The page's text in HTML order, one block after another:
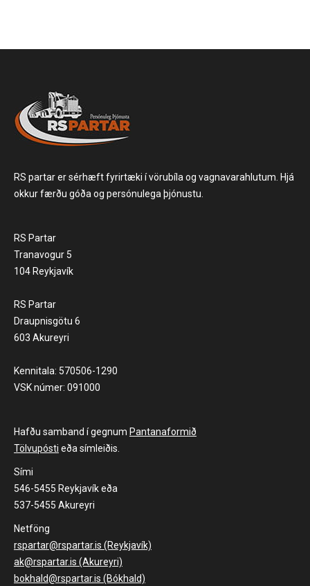
RS partar er sérhæft fyrirtæki í vörubíla og vagnavarahlutum. Hjá
okkur færðu góða og persónulega þjónustu.
RS Partar
Tranavogur 5
104 Reykjavík
RS Partar
Draupnisgötu 6
603 Akureyri
Kennitala: 570506-1290
VSK númer: 091000
Hafðu samband í gegnum Pantanaformið
Tölvupósti eða símleiðis.
Sími
546-5455 Reykjavík eða
537-5455 Akureyri
Netföng
rspartar@rspartar.is (Reykjavík)
ak@rspartar.is (Akureyri)
bokhald@rspartar.is (Bókhald)